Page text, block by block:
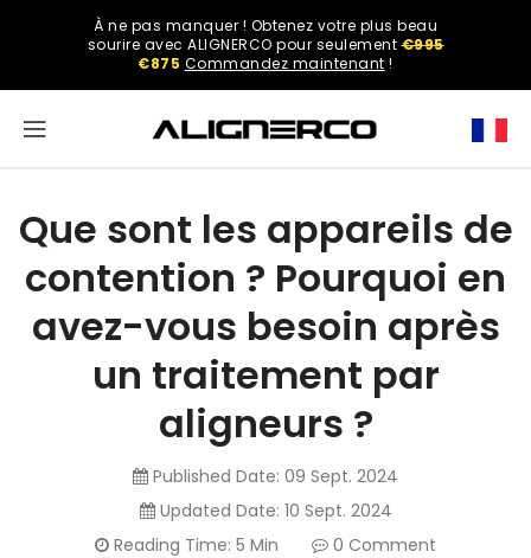
À ne pas manquer ! Obtenez votre plus beau
sourire avec ALIGNERCO pour seulement€995
€875 Commandez maintenant !
Select
region.
United
States
English
Canada
Que sont les appareils de
contention ? Pourquoi en
avez-vous besoin après
un traitement par
aligneurs ?
Published Date: 09 Sept. 2024
Updated Date: 10 Sept. 2024
Reading Time: 5 Min
0 Comment